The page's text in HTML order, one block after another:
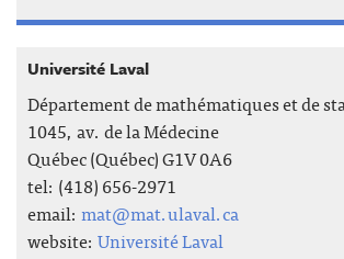
Université Laval
Département de mathématiques et de
1045, av. de la Médecine
Québec (Québec) G1V 0A6
tel: (418) 656-2971
email: mat@mat.ulaval.ca
website: Université Laval